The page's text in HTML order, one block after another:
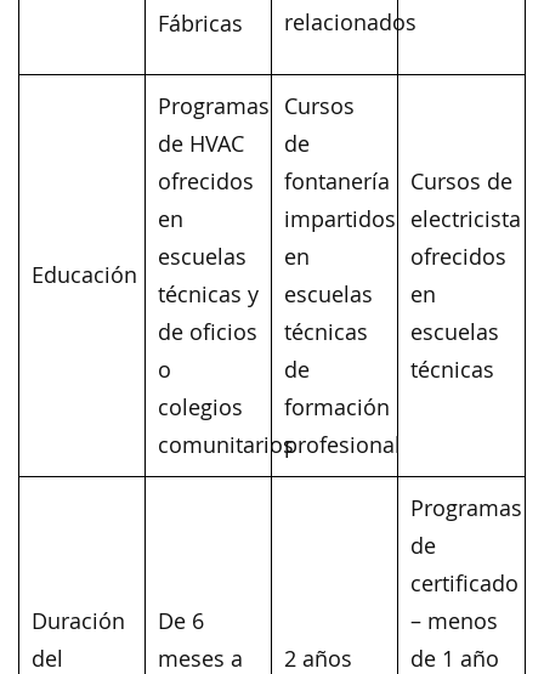
Fábricas
relacionados
Educación
Programas
de HVAC
ofrecidos
en
escuelas
técnicas y
de oficios
o
colegios
comunitarios
Cursos
de
fontanería
impartidos
en
escuelas
técnicas
de
formación
profesional
Cursos de
electricista
ofrecidos
en
escuelas
técnicas
Duración
del
De 6
meses a
2 años
Programas
de
certificado
– menos
de 1 año